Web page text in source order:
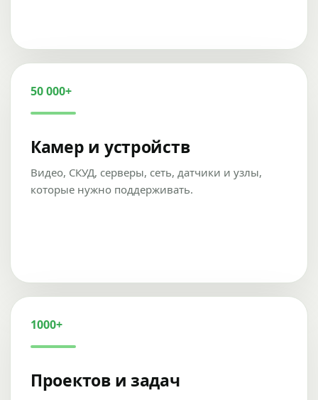
50 000+
Камер и устройств
Видео, СКУД, серверы, сеть, датчики и узлы,
которые нужно поддерживать.
1000+
Проектов и задач